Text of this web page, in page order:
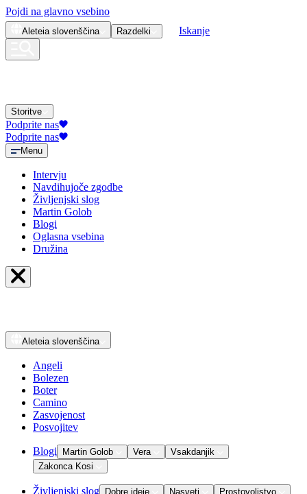
Pojdi na glavno vsebino
Aleteia slovenščina Razdelki Iskanje
Storitve
Podprite nas
Podprite nas
Menu
Intervju
Navdihujoče zgodbe
Življenjski slog
Martin Golob
Blogi
Oglasna vsebina
Družina
Aleteia slovenščina
Angeli
Bolezen
Boter
Camino
Zasvojenost
Posvojitev
Blogi Martin Golob Vera
Vsakdanjik
Zakonca Kosi
Življenjski slog Dobre ideje Nasveti
Prostovoljstvo